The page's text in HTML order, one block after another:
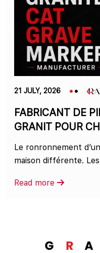
21 JULY, 2026
FABRICANT DE
GRANIT POUR
Le ronronnement
maison différente.
Read more